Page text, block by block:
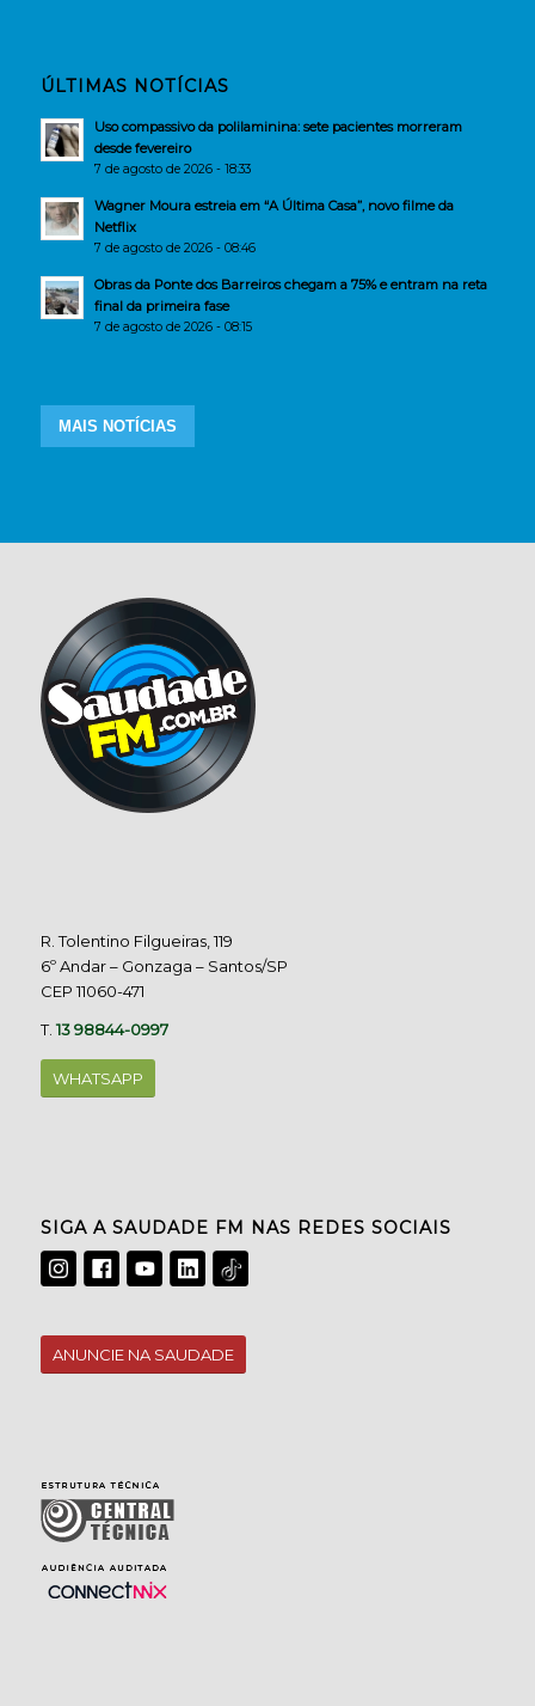
ÚLTIMAS NOTÍCIAS
Uso compassivo da polilaminina: sete pacientes morreram
desde fevereiro
7 de agosto de 2026 - 18:33
Wagner Moura estreia em “A Última Casa”, novo filme da
Netflix
7 de agosto de 2026 - 08:46
Obras da Ponte dos Barreiros chegam a 75% e entram na reta
final da primeira fase
7 de agosto de 2026 - 08:15
MAIS NOTÍCIAS
R. Tolentino Filgueiras, 119
6º Andar – Gonzaga – Santos/SP
CEP 11060-471
T.13 98844-0997
WHATSAPP
SIGA A SAUDADE FM NAS REDES SOCIAIS
ANUNCIE NA SAUDADE